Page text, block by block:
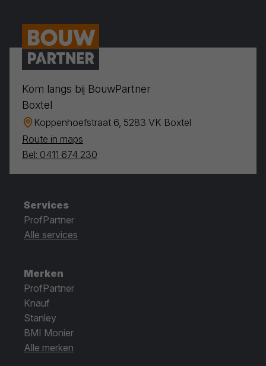
Kom langs bij BouwPartner
Boxtel
Koppenhoefstraat 6, 5283 VK Boxtel
Route in maps
Bel: 0411 674 230
Services
ProfPartner
Alle services
Merken
ProfPartner
Knauf
Stanley
BMI Monier
Alle merken